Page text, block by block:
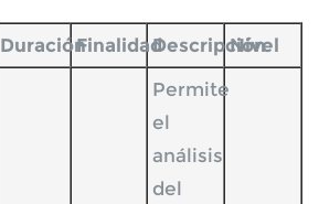
DuraciónFinalidadDescripción
Nivel
Permite
el
análisis
del